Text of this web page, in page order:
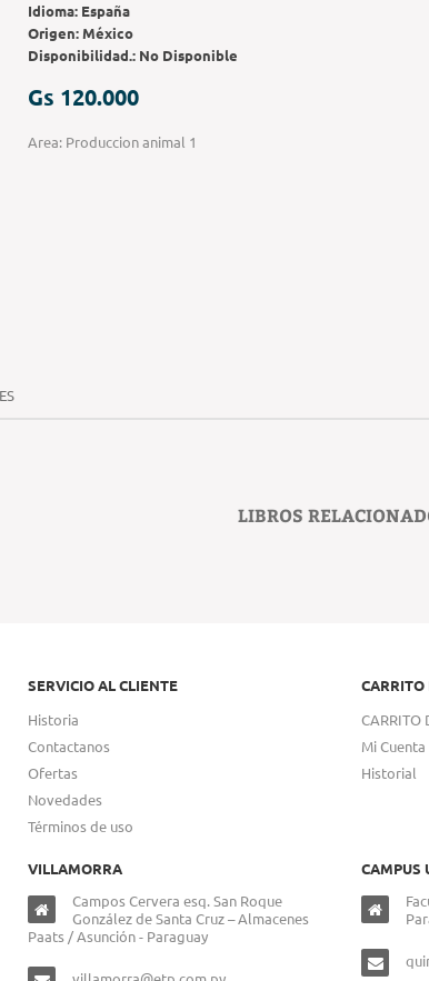
Idioma: España
Origen:México
Disponibilidad.: No Disponible
Gs 120.000
Area: Produccion animal 1
LIBROS
SERVICIO AL CLIENTE
Historia
Contactanos
Ofertas
Novedades
Términos de uso
CARRITO
CARRITO
Mi Cuenta
Historial
VILLAMORRA
Campos Cervera esq. San Roque
González de Santa Cruz – Almacenes
Paats / Asunción - Paraguay
CAMPUS